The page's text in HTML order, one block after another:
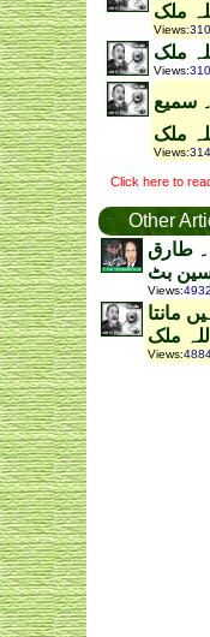
ملک
Views:
ملک
Views:
سمیع
ملک
Views:
Click here to
Other
۔ طارق
بٹ
Views:4932
مانتا
ملک
Views: